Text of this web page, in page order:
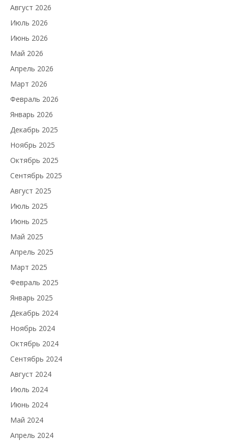
Август 2026
Июль 2026
Июнь 2026
Май 2026
Апрель 2026
Март 2026
Февраль 2026
Январь 2026
Декабрь 2025
Ноябрь 2025
Октябрь 2025
Сентябрь 2025
Август 2025
Июль 2025
Июнь 2025
Май 2025
Апрель 2025
Март 2025
Февраль 2025
Январь 2025
Декабрь 2024
Ноябрь 2024
Октябрь 2024
Сентябрь 2024
Август 2024
Июль 2024
Июнь 2024
Май 2024
Апрель 2024